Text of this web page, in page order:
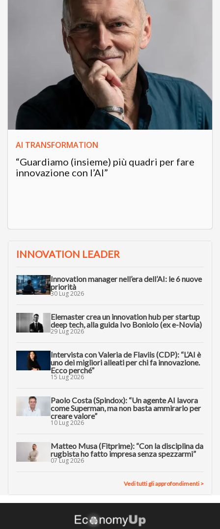
AI TRANSFORMATION
“Guardiamo (insieme) più quadri per fare
innovazione con l’AI”
INNOVATION LEADER
Innovation manager nell’era dell’AI: le 6 nuove
priorità
30 Lug 2026
Elemaster crea un innovation hub per startup
deep tech, alla guida Ivo Boniolo (ex e-Novia)
29 Lug 2026
Intervista con Valeria de Flaviis (CDP): “L’AI è
uno dei migliori alleati per chi fa innovazione.
Ecco perché”
15 Lug 2026
Paolo Costa (Spindox): “Un agente AI lavora
come Superman, ma non basta ammirarlo per
creare valore”
10 Lug 2026
Matteo Musa (Fitprime): “Con la disciplina da
rugbista ho fatto impresa senza spezzarmi”
07 Lug 2026
Vedi tutti gli approfondimenti >